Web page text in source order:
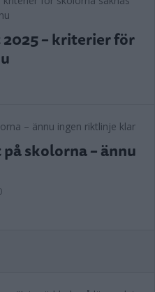
– kriterier för
skolorna – ännu